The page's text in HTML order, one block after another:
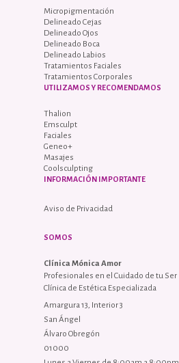
Micropigmentación
Delineado Cejas
Delineado Ojos
Delineado Boca
Delineado Labios
Tratamientos Faciales
Tratamientos Corporales
UTILIZAMOS Y RECOMENDAMOS
Thalion
Emsculpt
Faciales
Geneo+
Masajes
Coolsculpting
INFORMACIÓN IMPORTANTE
Aviso de Privacidad
SOMOS
Clínica Mónica Amor
Profesionales en el Cuidado de tu Ser
Clínica de Estética Especializada
Amargura 13, Interior 3
San Ángel
Álvaro Obregón
01000